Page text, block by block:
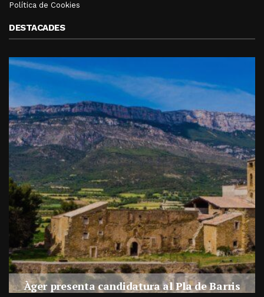
Política de Cookies
DESTACADES
Àger presenta candidatura al Pla de Barris